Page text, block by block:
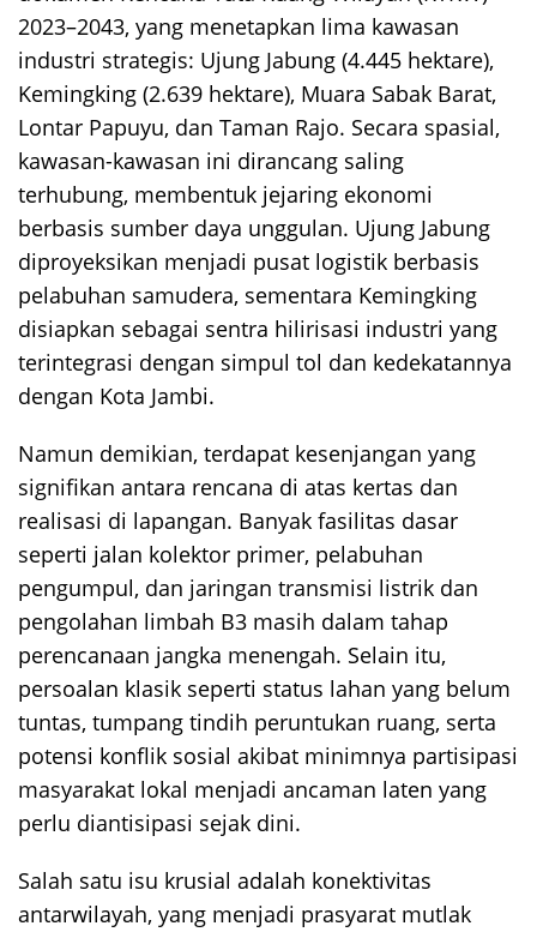
2023–2043, yang menetapkan lima kawasan
industri strategis: Ujung Jabung (4.445 hektare),
Kemingking (2.639 hektare), Muara Sabak Barat,
Lontar Papuyu, dan Taman Rajo. Secara spasial,
kawasan-kawasan ini dirancang saling
terhubung, membentuk jejaring ekonomi
berbasis sumber daya unggulan. Ujung Jabung
diproyeksikan menjadi pusat logistik berbasis
pelabuhan samudera, sementara Kemingking
disiapkan sebagai sentra hilirisasi industri yang
terintegrasi dengan simpul tol dan kedekatannya
dengan Kota Jambi.
Namun demikian, terdapat kesenjangan yang
signifikan antara rencana di atas kertas dan
realisasi di lapangan. Banyak fasilitas dasar
seperti jalan kolektor primer, pelabuhan
pengumpul, dan jaringan transmisi listrik dan
pengolahan limbah B3 masih dalam tahap
perencanaan jangka menengah. Selain itu,
persoalan klasik seperti status lahan yang belum
tuntas, tumpang tindih peruntukan ruang, serta
potensi konflik sosial akibat minimnya partisipasi
masyarakat lokal menjadi ancaman laten yang
perlu diantisipasi sejak dini.
Salah satu isu krusial adalah konektivitas
antarwilayah, yang menjadi prasyarat mutlak